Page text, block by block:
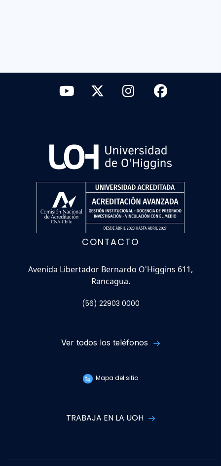
CONTACTO
Avenida Libertador Bernardo O'Higgins 611,
Rancagua.
(56) 22903 0000
Ver todos los teléfonos
Mapa del sitio
TRABAJA EN LA UOH